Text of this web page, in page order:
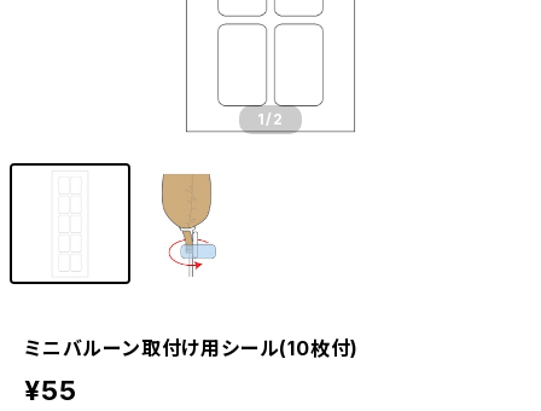
1 /2
ミニバルーン取付け用シール(10枚付)
¥55